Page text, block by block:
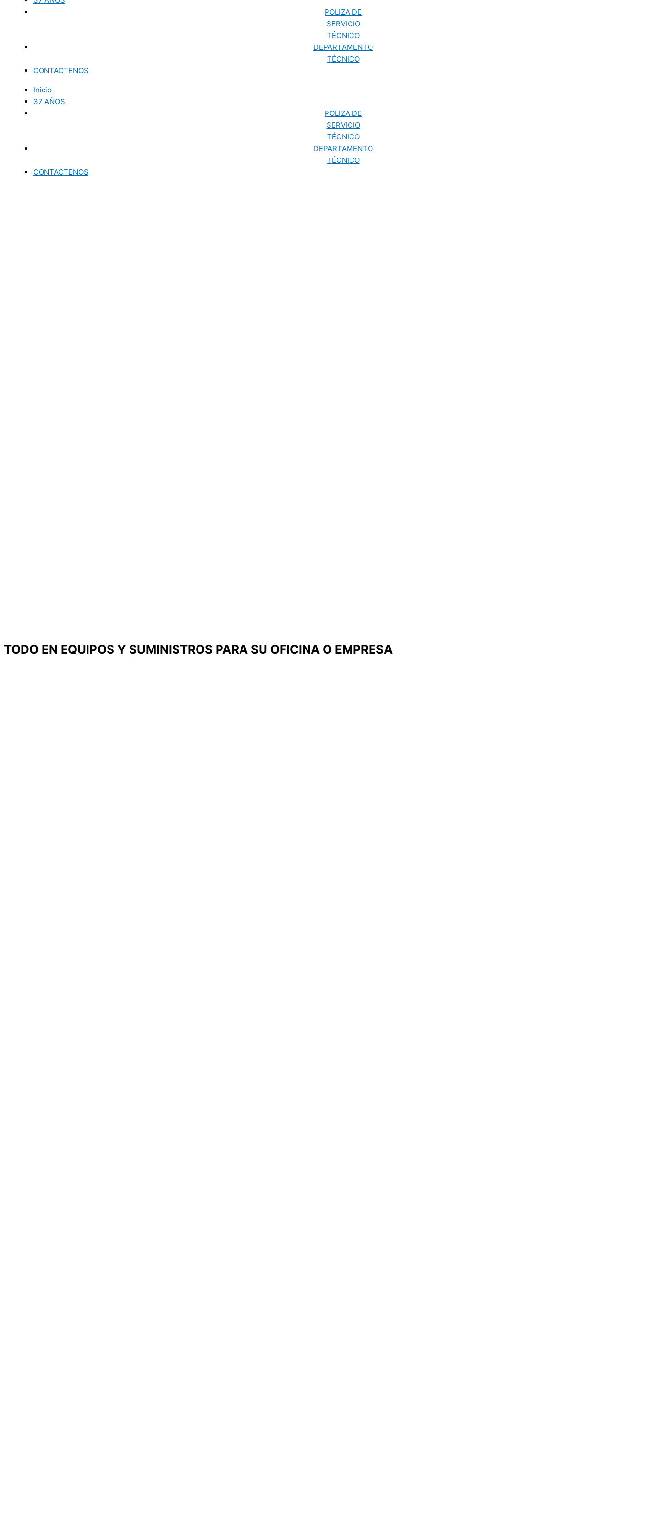
POLIZA DE
SERVICIO
TÉCNICO
DEPARTAMENTO
TÉCNICO
CONTACTENOS
Inicio
37 AÑOS
POLIZA DE
SERVICIO
TÉCNICO
DEPARTAMENTO
TÉCNICO
CONTACTENOS
TODO EN EQUIPOS Y SUMINISTROS PARA SU OFICINA O EMPRESA